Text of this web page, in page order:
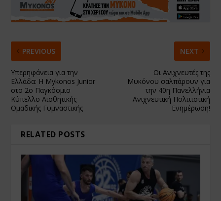
PREVIOUS
Υπερηφάνεια για την
Ελλάδα: Η Mykonos Junior
στο 2ο Παγκόσμιο
Κύπελλο Αισθητικής
Ομαδικής Γυμναστικής
NEXT
Οι Ανιχνευτές της
Μυκόνου σαλπάρουν για
την 40η Πανελλήνια
Ανιχνευτική Πολιτιστική
Ενημέρωση!
RELATED POSTS